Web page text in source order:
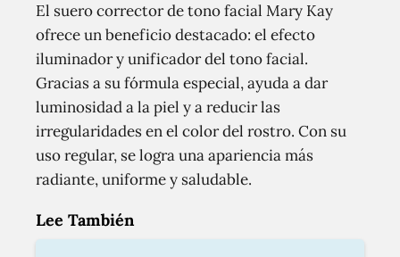
El suero corrector de tono facial Mary Kay
ofrece un beneficio destacado: el efecto
iluminador y unificador del tono facial.
Gracias a su fórmula especial, ayuda a dar
luminosidad a la piel y a reducir las
irregularidades en el color del rostro. Con su
uso regular, se logra una apariencia más
radiante, uniforme y saludable.
Lee También